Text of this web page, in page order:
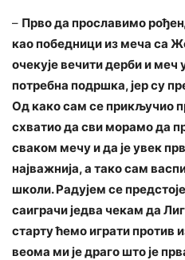
– Прво да прославимо
као победници из меча са
очекује вечити дерби и меч
потребна подршка, јер су
Од како сам се прикључио
схватио да сви морамо да
сваком мечу и да је увек
најважнија, а тако сам
школи. Радујем се
саиграчи једва чекам да
старту ћемо играти против
веома ми је драго што је